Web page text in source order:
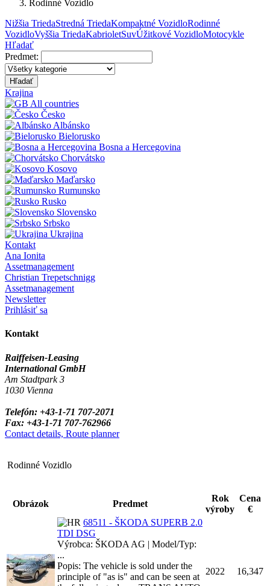
Rodinné Vozidlo
Nižšia TriedaStredná TriedaKompaktné VozidloRodinné
VozidloVyššia TriedaKabrioletSuvÚžitkové VozidloMotocykle
Hľadať
Predmet:
Hľadať
Krajina
All countries
Česko
Albánsko
Bielorusko
Bosna a Hercegovina
Chorvátsko
Kosovo
Maďarsko
Rumunsko
Rusko
Slovensko
Srbsko
Ukrajina
Kontakt
Ana Ionita
Assetmanagement
Christian Trepetschnigg
Assetmanagement
Newsletter
Prihlásiť sa
Kontakt
Raiffeisen-Leasing
International GmbH
Am Stadtpark 3
1030 Vienna
Telefón: +43-1-71 707-2071
Fax: +43-1-71 707-762966
Contact details, Route planner
Rodinné Vozidlo
Obrázok Predmet
Rok
výroby
Cena
€
68511 - ŠKODA SUPERB 2.0
TDI DSG
Výrobca: ŠKODA AG | Model/Typ:
...
Popis: The vehicle is sold under the
principle of "as is" and can be seen at
2022 16,347